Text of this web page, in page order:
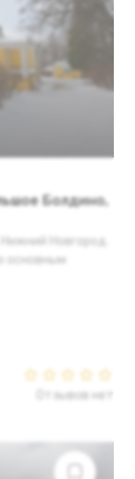
Болдино,
Новгород.
основным
Отзывов нет